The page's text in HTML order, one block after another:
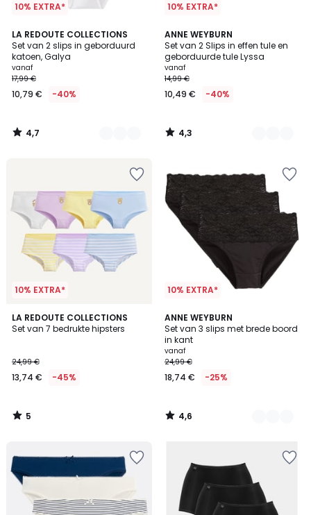
10% EXTRA*
LA REDOUTE COLLECTIONS
Set van 2 slips in geborduurd
katoen, Galya
vanaf
17,99 €
10,79 € -40%
4,7
/ 5
4
Kleuren
4,7
/
10% EXTRA*
ANNE WEYBURN
Set van 2 Slips in effen tule en
geborduurde tule Lyssa
vanaf
14,99 €
10,49 € -40%
4,3
/ 5
5
Kleuren
4,3
/
10% EXTRA*
LA REDOUTE COLLECTIONS
Set van 7 bedrukte hipsters
24,99 €
13,74 € -45%
5
/
5
/
10% EXTRA*
ANNE WEYBURN
Set van 3 slips met brede boord
in kant
vanaf
24,99 €
18,74 € -25%
4,6
/ 5
2
Kleuren
4,6
/